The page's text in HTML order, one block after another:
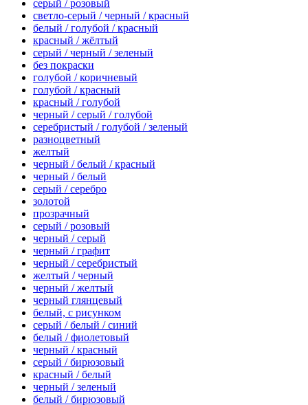
серый / розовый
светло-серый / черный / красный
белый / голубой / красный
красный / жёлтый
серый / черный / зеленый
без покраски
голубой / коричневый
голубой / красный
красный / голубой
черный / серый / голубой
серебристый / голубой / зеленый
разноцветный
желтый
черный / белый / красный
черный / белый
серый / серебро
золотой
прозрачный
серый / розовый
черный / серый
черный / графит
черный / серебристый
желтый / черный
черный / желтый
черный глянцевый
белый, с рисунком
серый / белый / синий
белый / фиолетовый
черный / красный
серый / бирюзовый
красный / белый
черный / зеленый
белый / бирюзовый